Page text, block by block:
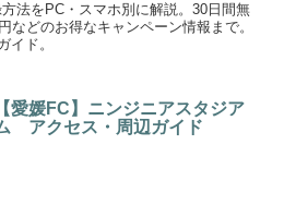
法をPC・スマホ別に解説。30日間無
などのお得なキャンペーン情報まで。
イド。
【愛媛FC】ニンジニアスタジア
アクセス・周辺ガイド